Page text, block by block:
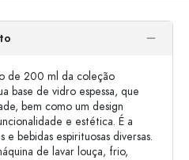
de 200 ml da coleção
base de vidro espessa, que
bem como um design
e estética. É a
bebidas espirituosas diversas.
de lavar louça, frio,